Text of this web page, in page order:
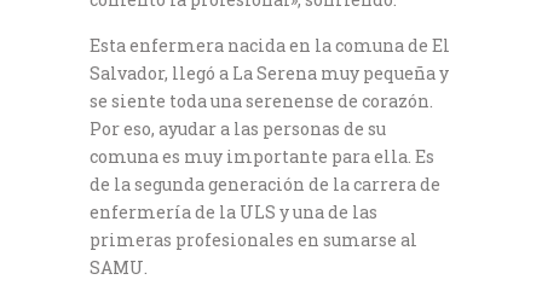
Esta enfermera nacida en la comuna de El
Salvador, llegó a La Serena muy pequeña y
se siente toda una serenense de corazón.
Por eso, ayudar a las personas de su
comuna es muy importante para ella. Es
de la segunda generación de la carrera de
enfermería de la ULS y una de las
primeras profesionales en sumarse al
SAMU.